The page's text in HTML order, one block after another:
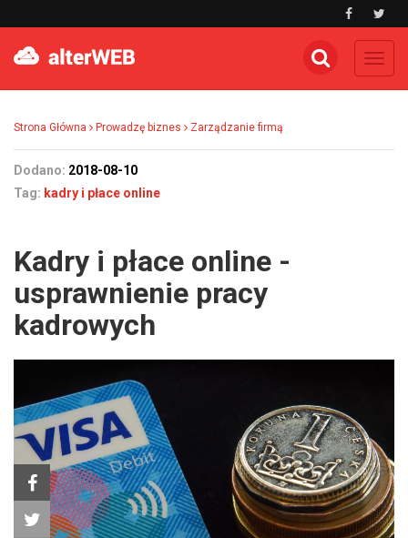
Strona Główna Prowadzę biznes Zarządzanie firmą
Dodano: 2018-08-10
Tag: kadry i płace online
Kadry i płace online -
usprawnienie pracy
kadrowych